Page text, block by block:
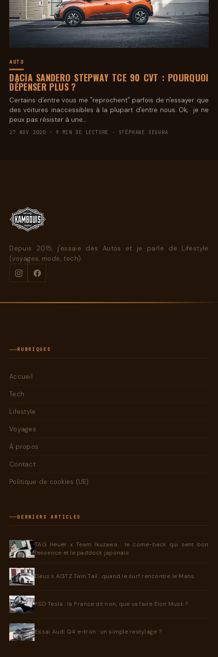
AUTO
DACIA SANDERO STEPWAY TCE 90 CVT : POURQUOI
DÉPENSER PLUS ?
Certains d'entre vous me "reprochent" parfois de n'essayer que
des voitures inaccessibles à la plupart d'entre nous. Ok, je ne
peux pas résister à une…
27 NOV 2020 · 9 MIN DE LECTURE · STÉPHANE SEGURA
Depuis 2015, j'essaie des Autos et je parle de Lifestyle
(voyages, mode, tech)
RUBRIQUES
Accueil
Tech
Lifestyle
Voyages
À propos
Contact
Politique de cookies (UE)
DERNIERS ARTICLES
TAG Heuer x Team Ikuzawa : le come-back qui sent bon
l'essence et le paddock japonais
Deus x AGTZ Twin Tail : quand le surf rencontre le Mans
FSD Tesla : la France dit non, que va faire Elon Musk ?
Essai Audi Q4 e-tron : un simple restylage ?